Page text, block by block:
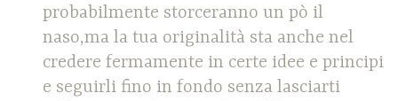
probabilmente storceranno un pò il
naso,ma la tua originalità sta anche nel
credere fermamente in certe idee e principi
e seguirli fino in fondo senza lasciarti